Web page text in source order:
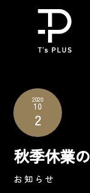
content
2020
10
2
秋季休業
お知らせ